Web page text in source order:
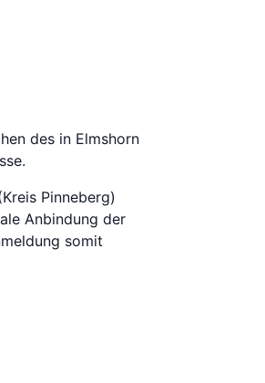
des in Elmshorn
Pinneberg)
Anbindung der
somit